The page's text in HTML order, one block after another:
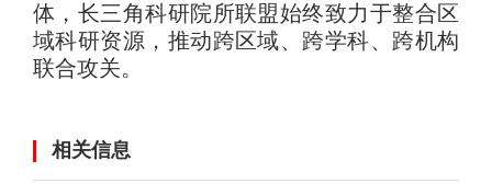
体，长三角科研院所联盟始终致力于整合区
域科研资源，推动跨区域、跨学科、跨机构
联合攻关。
相关信息